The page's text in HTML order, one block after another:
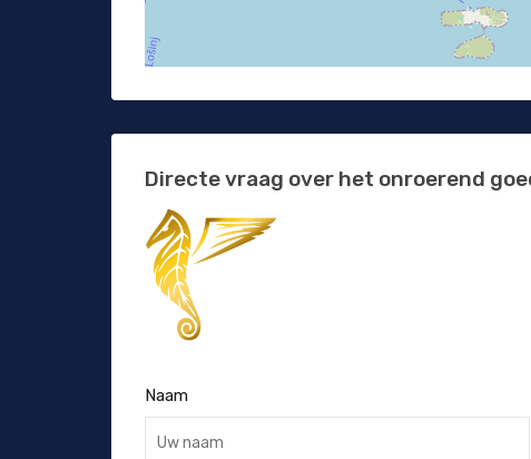
Directe vraag over het onroerend
Naam